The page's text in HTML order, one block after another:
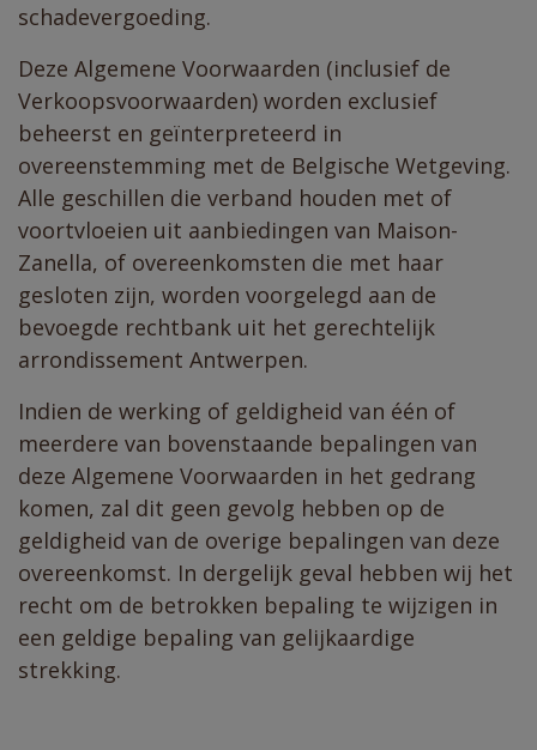
schadevergoeding.
Deze Algemene Voorwaarden (inclusief de
Verkoopsvoorwaarden) worden exclusief
beheerst en geïnterpreteerd in
overeenstemming met de Belgische Wetgeving.
Alle geschillen die verband houden met of
voortvloeien uit aanbiedingen van Maison-
Zanella, of overeenkomsten die met haar
gesloten zijn, worden voorgelegd aan de
bevoegde rechtbank uit het gerechtelijk
arrondissement Antwerpen.
Indien de werking of geldigheid van één of
meerdere van bovenstaande bepalingen van
deze Algemene Voorwaarden in het gedrang
komen, zal dit geen gevolg hebben op de
geldigheid van de overige bepalingen van deze
overeenkomst. In dergelijk geval hebben wij het
recht om de betrokken bepaling te wijzigen in
een geldige bepaling van gelijkaardige
strekking.